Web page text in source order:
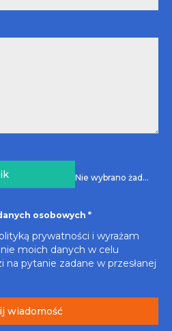
Nie wybrano żadnego pliku
osobowych *
prywatności i wyrażam
moich danych w celu
na pytanie zadane w przesłanej
wiadomość